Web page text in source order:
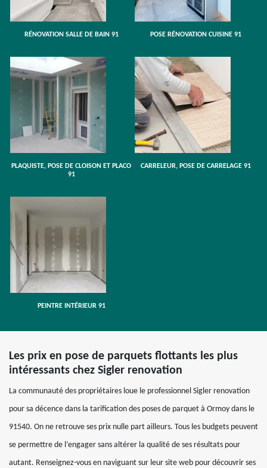
RÉNOVATION SALLE DE BAIN 91 POSE RÉNOVATION CUISINE 91
PLAQUISTE, POSE DE CLOISON ET PLACO
91
CARRELEUR, POSE DE CARRELAGE 91
PEINTRE INTÉRIEUR 91
Les prix en pose de parquets flottants les plus
intéressants chez Sigler renovation
La communauté des propriétaires loue le professionnel Sigler renovation
pour sa décence dans la tarification des poses de parquet à Ormoy dans le
91540. On ne retrouve ses prix nulle part ailleurs. Tous les budgets peuvent
se permettre de l’engager sans altérer la qualité de ses résultats pour
autant. Renseignez-vous en naviguant sur leur site web pour découvrir ses